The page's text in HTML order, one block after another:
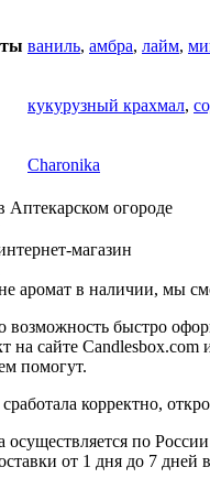
ваниль, амбра, лайм,
кукурузный крахмал,
Charonika
Аптекарском огороде
магазин
аромат в наличии, мы
возможность быстро
на сайте
помогут.
корректно,
осуществляется по России
от 1 дня до 7 дней